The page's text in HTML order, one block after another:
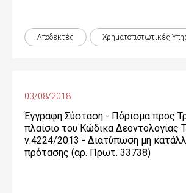
Αποδεκτές Χρηματοπιστωτικές
03/08/2018
Έγγραφη Σύσταση - Πόρισμα προς
πλαίσιο του Κώδικα Δεοντολογίας
ν.4224/2013 - Διατύπωση μη
πρότασης (αρ. Πρωτ. 33738)